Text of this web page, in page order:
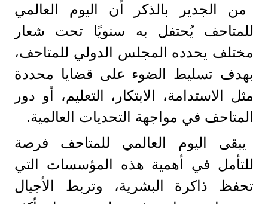
من الجدير بالذكر أن اليوم العالمي
للمتاحف يُحتفل به سنويًا تحت شعار
مختلف يحدده المجلس الدولي للمتاحف،
بهدف تسليط الضوء على قضايا محددة
مثل الاستدامة، الابتكار، التعليم، أو دور
المتاحف في مواجهة التحديات العالمية.
يبقى اليوم العالمي للمتاحف فرصة
للتأمل في أهمية هذه المؤسسات التي
تحفظ ذاكرة البشرية، وتربط الأجيال